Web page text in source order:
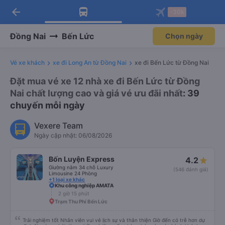
Tải app Vexere ngay!
Nhận ưu đãi thành viên độc
Mở app
Tải app Vexere
-30k/ghế khi đặt vé máy bay qua
Mở app
arrow_back
Đồng Nai Bến Lức Chọn ngày
Vé xe khách xe đi Long An từ Đồng Nai xe đi Bến Lức từ Đồng Nai
Đặt mua vé xe 12 nhà xe đi Bến Lức từ Đồng
Nai chất lượng cao và giá vé ưu đãi nhất: 39
chuyến mỗi ngày
Vexere Team
Ngày cập nhật: 06/08/2026
Bốn Luyện Express
Giường nằm 34 chỗ Luxury
Limousine 24 Phòng
+1 loại xe khác
4.2
(546 đánh giá)
Khu công nghiệp AMATA
2 giờ 15 phút
Trạm Thu Phí Bến Lức
Trải nghiệm tốt Nhân viên vui vẻ lịch sự và thân thiện Giờ đến có trễ hơn dự